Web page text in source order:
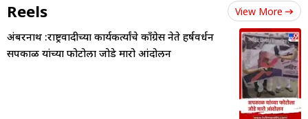
Reels View More
अंबरनाथ :राष्ट्रवादीच्या कार्यकर्त्यांचे काँग्रेस नेते हर्षवर्धन
सपकाळ यांच्या फोटोला जोडे मारो आंदोलन